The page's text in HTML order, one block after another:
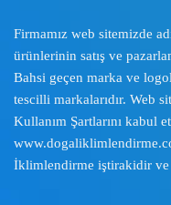
Firmamız web sitemizde
ürünlerinin satış ve
Bahsi geçen marka ve
tescilli markalarıdır. Web
Kullanım Şartlarını kabul
İklimlendirme iştirakidir ve